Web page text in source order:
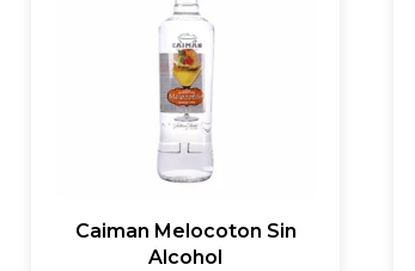
Caiman Melocoton Sin
Alcohol